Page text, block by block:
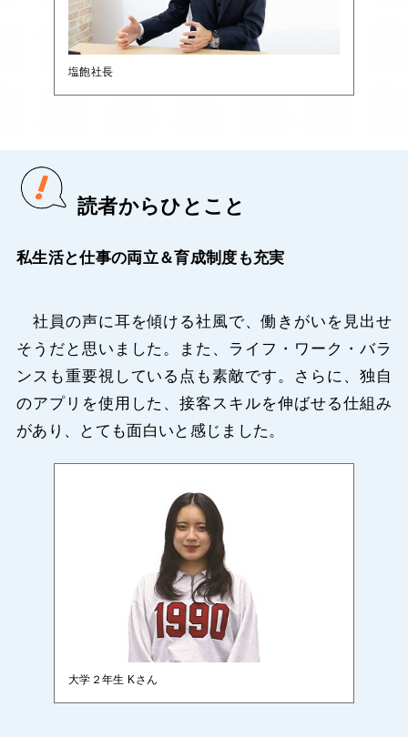
塩飽社長
読者からひとこと
私生活と仕事の両立＆育成制度も充実
社員の声に耳を傾ける社風で、働きがいを見出せ
そうだと思いました。また、ライフ・ワーク・バラ
ンスも重要視している点も素敵です。さらに、独自
のアプリを使用した、接客スキルを伸ばせる仕組み
があり、とても面白いと感じました。
大学２年生 Kさん